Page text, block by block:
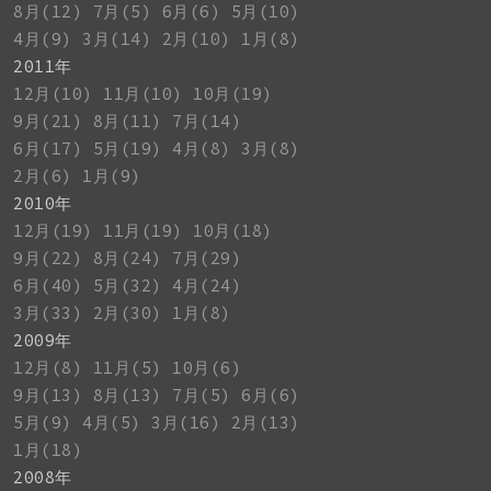
8月(12)
7月(5) 6月(6)
5月(10)
4月(9)
3月(14) 2月(10)
1月(8)
2011年
12月(10)
11月(10)
10月(19)
9月(21)
8月(11)
7月(14)
6月(17)
5月(19) 4月(8)
3月(8)
2月(6)
1月(9)
2010年
12月(19)
11月(19)
10月(18)
9月(22)
8月(24)
7月(29)
6月(40)
5月(32)
4月(24)
3月(33)
2月(30)
1月(8)
2009年
12月(8)
11月(5)
10月(6)
9月(13)
8月(13) 7月(5)
6月(6)
5月(9)
4月(5) 3月(16)
2月(13)
1月(18)
2008年